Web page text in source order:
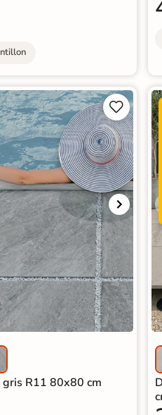


R11 80x80 cm